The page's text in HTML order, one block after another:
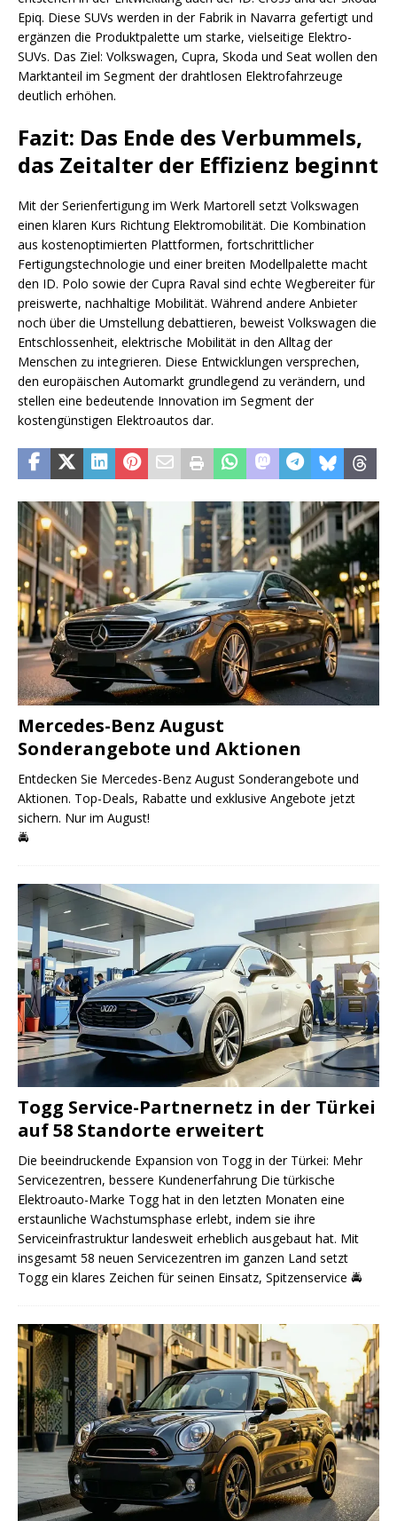
Epiq. Diese SUVs werden in der Fabrik in Navarra gefertigt und
ergänzen die Produktpalette um starke, vielseitige Elektro-
SUVs. Das Ziel: Volkswagen, Cupra, Skoda und Seat wollen den
Marktanteil im Segment der drahtlosen Elektrofahrzeuge
deutlich erhöhen.
Fazit: Das Ende des Verbummels,
das Zeitalter der Effizienz beginnt
Mit der Serienfertigung im Werk Martorell setzt Volkswagen
einen klaren Kurs Richtung Elektromobilität. Die Kombination
aus kostenoptimierten Plattformen, fortschrittlicher
Fertigungstechnologie und einer breiten Modellpalette macht
den ID. Polo sowie der Cupra Raval sind echte Wegbereiter für
preiswerte, nachhaltige Mobilität. Während andere Anbieter
noch über die Umstellung debattieren, beweist Volkswagen die
Entschlossenheit, elektrische Mobilität in den Alltag der
Menschen zu integrieren. Diese Entwicklungen versprechen,
den europäischen Automarkt grundlegend zu verändern, und
stellen eine bedeutende Innovation im Segment der
kostengünstigen Elektroautos dar.
Mercedes-Benz August
Sonderangebote und Aktionen
Entdecken Sie Mercedes-Benz August Sonderangebote und
Aktionen. Top-Deals, Rabatte und exklusive Angebote jetzt
sichern. Nur im August!
🚔
Togg Service-Partnernetz in der Türkei
auf 58 Standorte erweitert
Die beeindruckende Expansion von Togg in der Türkei: Mehr
Servicezentren, bessere Kundenerfahrung Die türkische
Elektroauto-Marke Togg hat in den letzten Monaten eine
erstaunliche Wachstumsphase erlebt, indem sie ihre
Serviceinfrastruktur landesweit erheblich ausgebaut hat. Mit
insgesamt 58 neuen Servicezentren im ganzen Land setzt
Togg ein klares Zeichen für seinen Einsatz, Spitzenservice 🚔